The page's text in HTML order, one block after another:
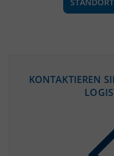
KONTAKTIEREN